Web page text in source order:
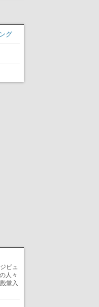
グ
ビュ
人々
堂入